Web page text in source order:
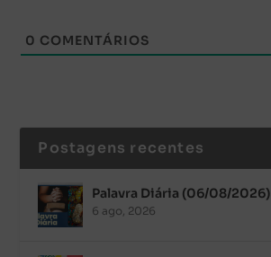
0 COMENTÁRIOS
Postagens recentes
Palavra Diária (06/08/2026)
6 ago, 2026